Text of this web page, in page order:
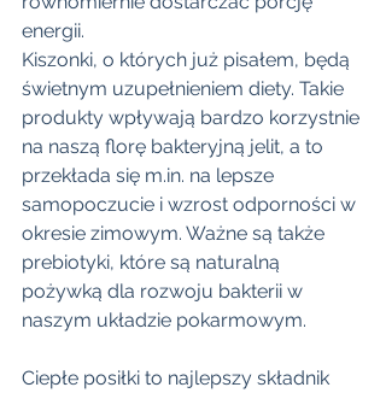
energii.
Kiszonki, o których już pisałem, będą
świetnym uzupełnieniem diety. Takie
produkty wpływają bardzo korzystnie
na naszą florę bakteryjną jelit, a to
przekłada się m.in. na lepsze
samopoczucie i wzrost odporności w
okresie zimowym. Ważne są także
prebiotyki, które są naturalną
pożywką dla rozwoju bakterii w
naszym układzie pokarmowym.
Ciepłe posiłki to najlepszy składnik